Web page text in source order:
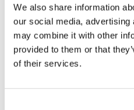
We also share information
our social media,
may combine it with other
provided to them or that
of their services.